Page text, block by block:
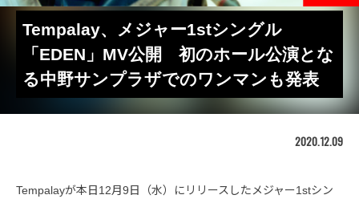
Tempalay、メジャー1stシングル
「EDEN」MV公開 初のホール公演とな
る中野サンプラザでのワンマンも発表
2020.12.09
Tempalayが本日12月9日（水）にリリースしたメジャー1stシン